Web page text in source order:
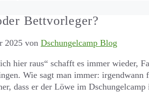
Bettvorleger?
2025 von Dschungelcamp Blog
hier raus“ schafft es immer wieder,
Wie sagt man immer:
dass er der Löwe im